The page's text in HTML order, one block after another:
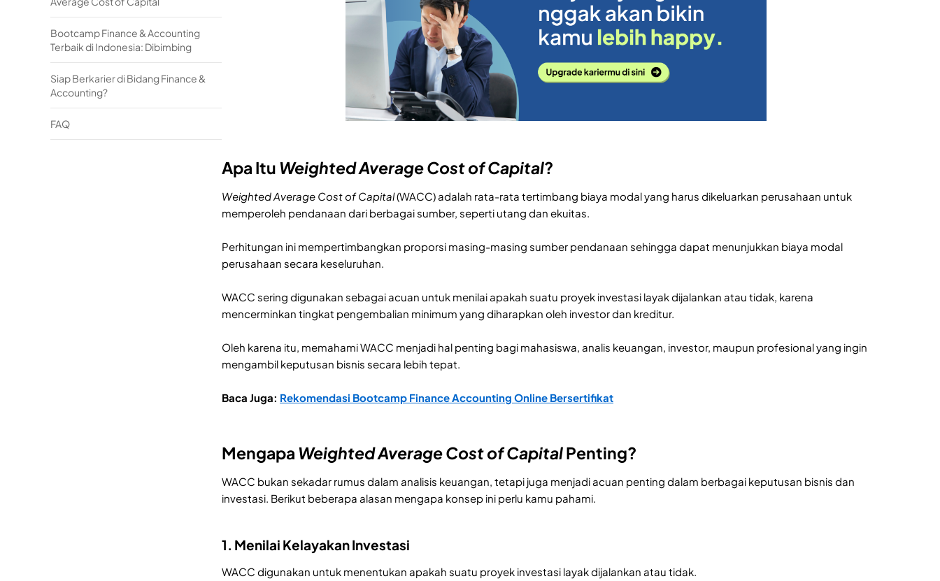
Bootcamp Finance & Accounting
Terbaik di Indonesia: Dibimbing
Siap Berkarier di Bidang Finance &
Accounting?
FAQ
Apa Itu Weighted Average Cost of Capital?
Weighted Average Cost of Capital(WACC) adalah rata-rata tertimbang biaya modal yang harus dikeluarkan perusahaan untuk
memperoleh pendanaan dari berbagai sumber, seperti utang dan ekuitas.
Perhitungan ini mempertimbangkan proporsi masing-masing sumber pendanaan sehingga dapat menunjukkan biaya modal
perusahaan secara keseluruhan.
WACC sering digunakan sebagai acuan untuk menilai apakah suatu proyek investasi layak dijalankan atau tidak, karena
mencerminkan tingkat pengembalian minimum yang diharapkan oleh investor dan kreditur.
Oleh karena itu, memahami WACC menjadi hal penting bagi mahasiswa, analis keuangan, investor, maupun profesional yang ingin
mengambil keputusan bisnis secara lebih tepat.
Baca Juga: Rekomendasi Bootcamp Finance Accounting Online Bersertifikat
Mengapa Weighted Average Cost of CapitalPenting?
WACC bukan sekadar rumus dalam analisis keuangan, tetapi juga menjadi acuan penting dalam berbagai keputusan bisnis dan
investasi. Berikut beberapa alasan mengapa konsep ini perlu kamu pahami.
1. Menilai Kelayakan Investasi
WACC digunakan untuk menentukan apakah suatu proyek investasi layak dijalankan atau tidak.